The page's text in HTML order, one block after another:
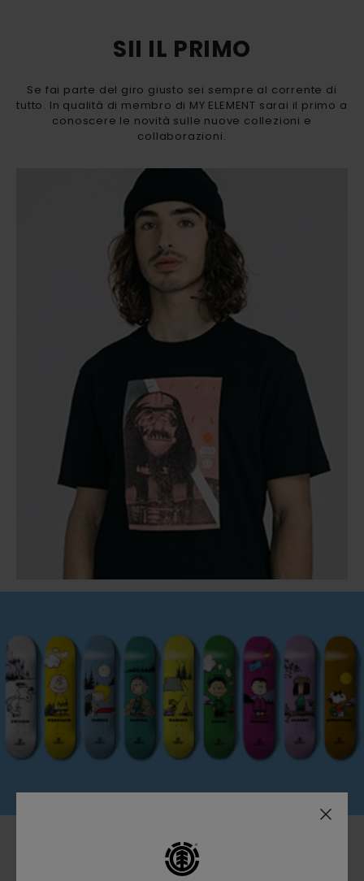
SII IL PRIMO
Se fai parte del giro giusto sei sempre al corrente di
tutto. In qualità di membro di MY ELEMENT sarai il primo a
conoscere le novità sulle nuove collezioni e
collaborazioni.​​